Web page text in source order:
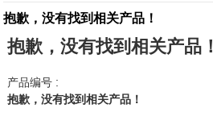
抱歉，没有找到相关产品！
抱歉，没有找到相关产品！
产品编号 :
抱歉，没有找到相关产品！